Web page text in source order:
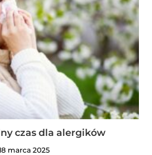
czas dla alergików
marca 2025